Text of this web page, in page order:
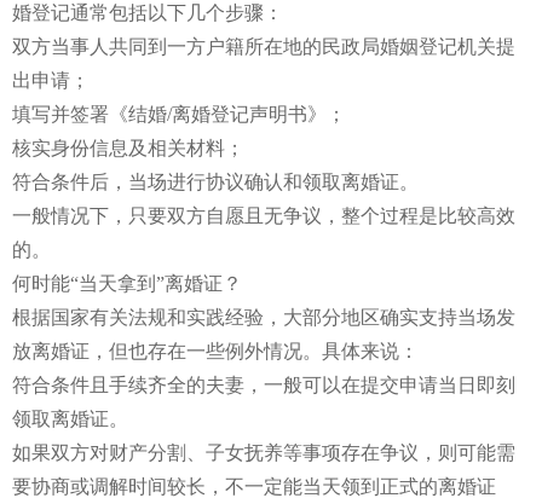
婚登记通常包括以下几个步骤：
双方当事人共同到一方户籍所在地的民政局婚姻登记机关提
出申请；
填写并签署《结婚/离婚登记声明书》；
核实身份信息及相关材料；
符合条件后，当场进行协议确认和领取离婚证。
一般情况下，只要双方自愿且无争议，整个过程是比较高效
的。
何时能“当天拿到”离婚证？
根据国家有关法规和实践经验，大部分地区确实支持当场发
放离婚证，但也存在一些例外情况。具体来说：
符合条件且手续齐全的夫妻，一般可以在提交申请当日即刻
领取离婚证。
如果双方对财产分割、子女抚养等事项存在争议，则可能需
要协商或调解时间较长，不一定能当天领到正式的离婚证